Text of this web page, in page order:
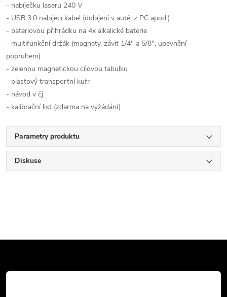
- nabíječku laseru 240 V
- USB 3.0 nabíjecí kabel (dobíjení v autě, z PC apod.)
- bateriovou přihrádku na 4x alkalické baterie
- multifunkční držák (magnety, závit 1/4" a 5/8", upevnění
popruhem)
- zelenou magnetickou cílovou tabulku
- plastový transportní kufr
- návod v čj
- kalibrační list (zdarma na vyžádání)
Parametry produktu
Diskuse
á